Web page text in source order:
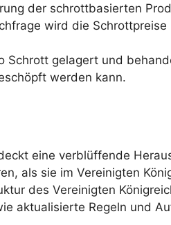
der schrottbasierten
wird die
Schrott gelagert und
werden kann.
eine verblüffende
als sie im Vereinigten
des Vereinigten
aktualisierte Regeln und